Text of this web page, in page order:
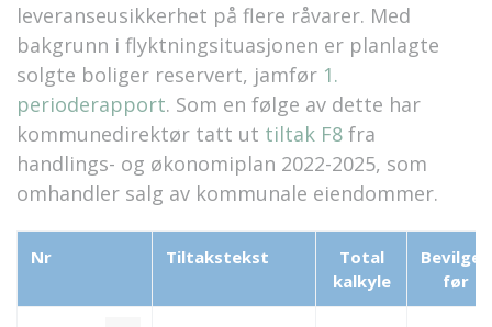
leveranseusikkerhet på flere råvarer. Med
bakgrunn i flyktningsituasjonen er planlagte
solgte boliger reservert, jamfør 1.
perioderapport. Som en følge av dette har
kommunedirektør tatt ut tiltak F8 fra
handlings- og økonomiplan 2022-2025, som
omhandler salg av kommunale eiendommer.
Nr Tiltakstekst
Total
kalkyle
Bevilget
før